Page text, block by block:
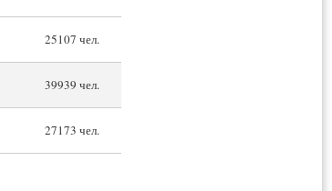
25107 чел.
39939 чел.
27173 чел.